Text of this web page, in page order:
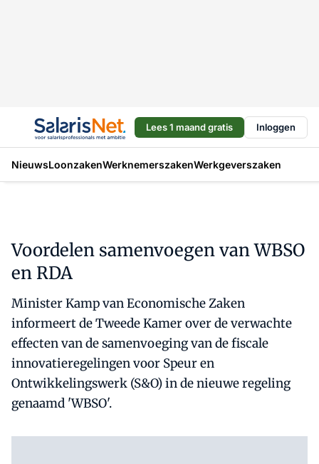
Lees 1 maand gratis Inloggen
NieuwsLoonzakenWerknemerszakenWerkgeverszaken
Voordelen samenvoegen van WBSO
en RDA
Minister Kamp van Economische Zaken
informeert de Tweede Kamer over de verwachte
effecten van de samenvoeging van de fiscale
innovatieregelingen voor Speur en
Ontwikkelingswerk (S&O) in de nieuwe regeling
genaamd 'WBSO'.